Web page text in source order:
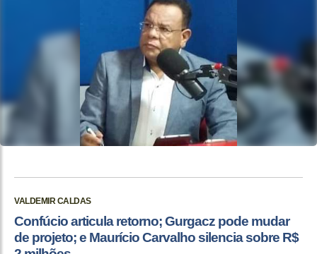
VALDEMIR CALDAS
Confúcio articula retorno; Gurgacz pode mudar
de projeto; e Maurício Carvalho silencia sobre R$